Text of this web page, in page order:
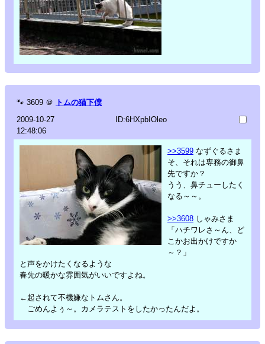
🐾 3609 ＠ トムの猫下僕
2009-10-27
12:48:06
ID:6HXpbIOleo
>>3599 なずぐるさま
そ、それは専務の御鼻
先ですか？
うう、鼻チューしたく
なる～～。
>>3608 しゃみさま
「ハチワレさ～ん、ど
こかお出かけですか
～？」
と声をかけたくなるような
春先の暖かな雰囲気がいいですよね。
←起されて不機嫌なトムさん。
ごめんよぅ～。カメラテストをしたかったんだよ。